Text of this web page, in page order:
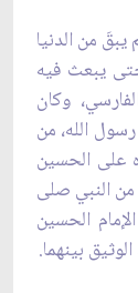
من الدنيا
يبعث فيه
وكان
الله، من
على الحسين
النبي صلى
الحسين
بينهما.